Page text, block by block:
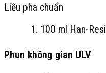
Liều pha chuẩn
100 ml Han-
Phun không gian ULV